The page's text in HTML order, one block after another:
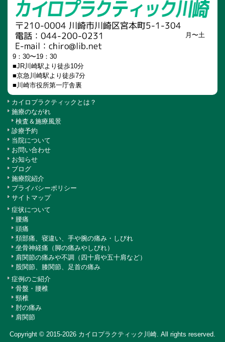
月〜土
9：30〜19：30
■JR川崎駅より徒歩10分
■京急川崎駅より徒歩7分
■川崎市役所第一庁舎裏
カイロプラクティックとは？
施療のながれ
検査＆施療風景
診療予約
当院について
お問い合わせ
お知らせ
ブログ
施療院紹介
プライバシーポリシー
サイトマップ
症状について
腰痛
頭痛
頚部痛、寝違い、手や腕の痛み・しびれ
坐骨神経痛（脚の痛みやしびれ）
肩関節の痛みや不調（四十肩や五十肩など）
股関節、膝関節、足首の痛み
症例のご紹介
骨盤・腰椎
頸椎
肘の痛み
肩関節
Copyright © 2015-2026 カイロプラクティック川崎. All rights reserved.